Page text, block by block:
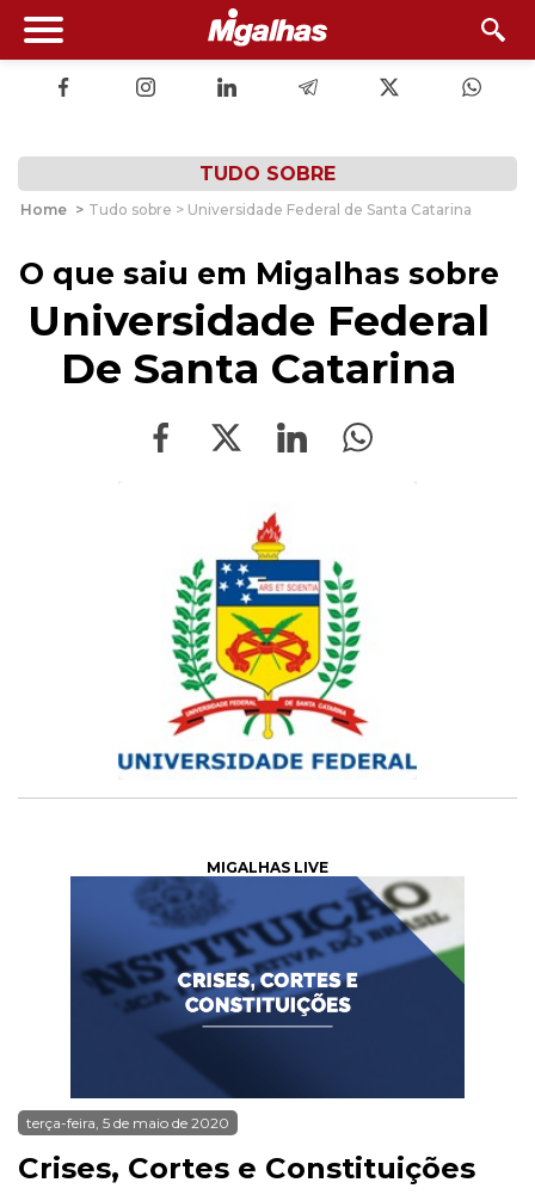
TUDO SOBRE
Home > Tudo sobre > Universidade Federal de Santa Catarina
O que saiu em Migalhas sobre
Universidade Federal
De Santa Catarina
MIGALHAS LIVE
terça-feira, 5 de maio de 2020
Crises, Cortes e Constituições